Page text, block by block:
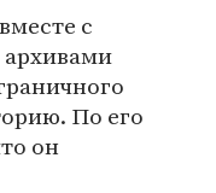
с
По его
он